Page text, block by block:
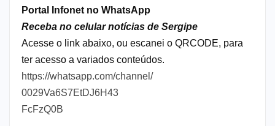
Portal Infonet no WhatsApp
Receba no celular notícias de Sergipe
Acesse o link abaixo, ou escanei o QRCODE, para
ter acesso a variados conteúdos.
https://whatsapp.com/channel/
0029Va6S7EtDJ6H43
FcFzQ0B